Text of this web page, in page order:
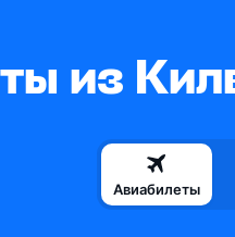
из
Авиабилеты